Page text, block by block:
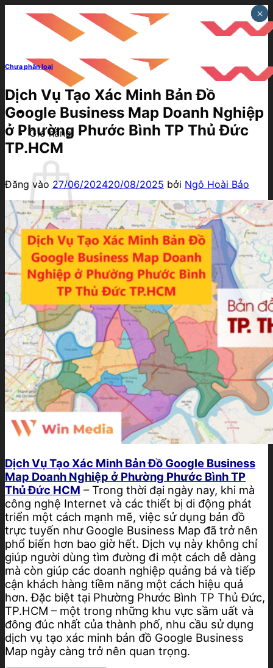
Giỏ hàng
Chưa có sản phẩm trong giỏ hàng.
Quay trở lại cửa hàng
Chưa phân loại
Dịch Vụ Tạo Xác Minh Bản Đồ
Google Business Map Doanh Nghiệp
ở Phường Phước Bình TP Thủ Đức
TP.HCM
Đăng vào 27/06/202420/08/2025 bởi Ngô Hoài Bảo
Dịch Vụ Tạo Xác Minh Bản Đồ Google Business
Map Doanh Nghiệp ở Phường Phước Bình TP
Thủ Đức HCM – Trong thời đại ngày nay, khi mà
công nghệ Internet và các thiết bị di động phát
triển một cách mạnh mẽ, việc sử dụng bản đồ
trực tuyến như Google Business Map đã trở nên
phổ biến hơn bao giờ hết. Dịch vụ này không chỉ
giúp người dùng tìm đường đi một cách dễ dàng
mà còn giúp các doanh nghiệp quảng bá và tiếp
cận khách hàng tiềm năng một cách hiệu quả
hơn. Đặc biệt tại Phường Phước Bình TP Thủ Đức,
TP.HCM – một trong những khu vực sầm uất và
đông đúc nhất của thành phố, nhu cầu sử dụng
dịch vụ tạo xác minh bản đồ Google Business
Map ngày càng trở nên quan trọng.
×
×
×